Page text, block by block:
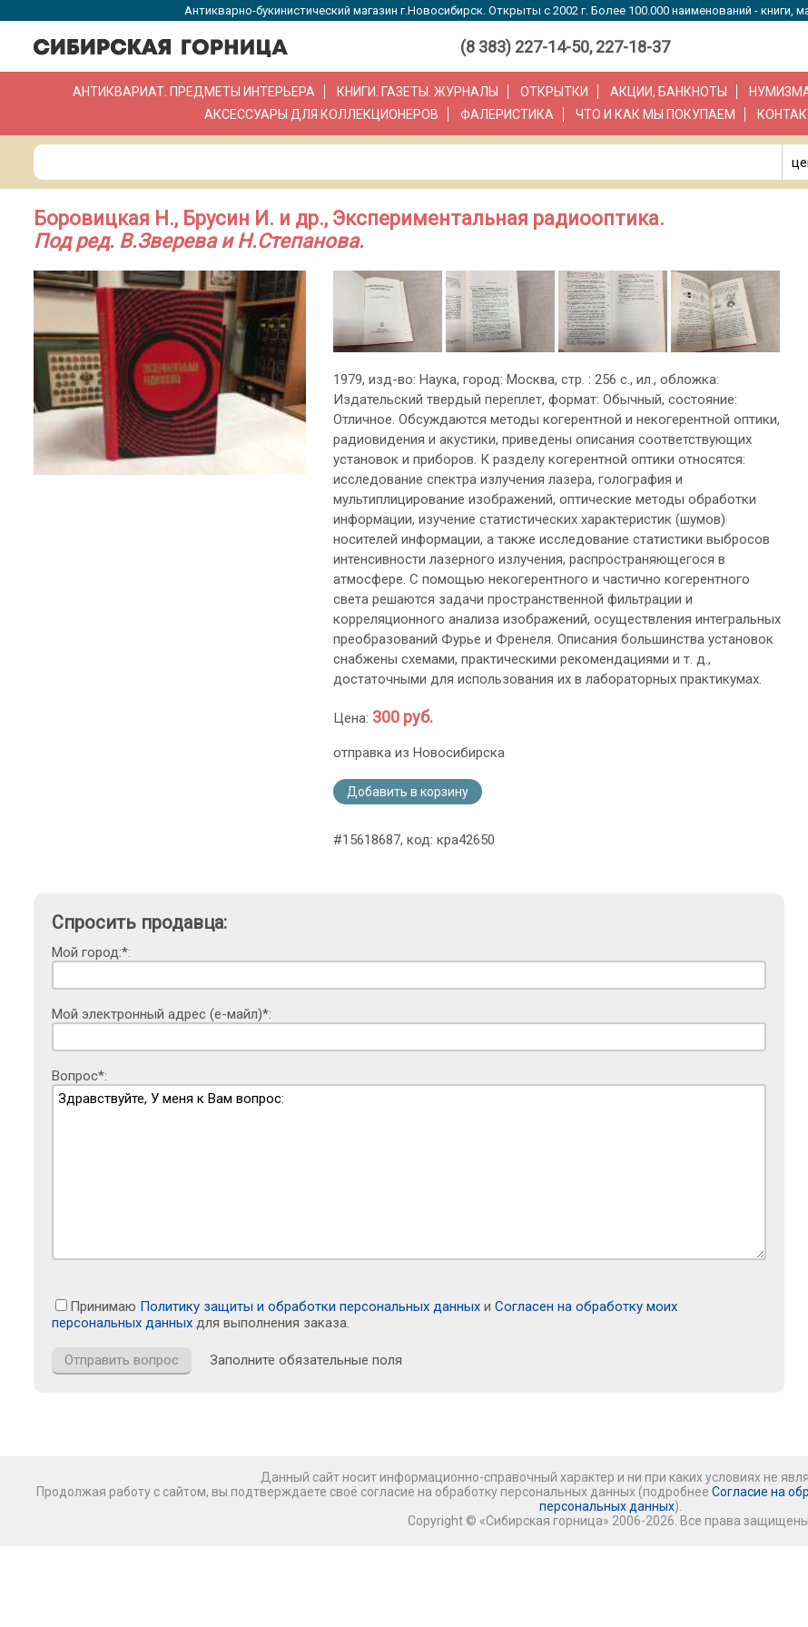
Антикварно-букинистический магазин г.Новосибирск. Открыты с 2002 г. Более 100.000 наименований - книги,
(8 383) 227-14-50, 227-18-37
АНТИКВАРИАТ. ПРЕДМЕТЫ ИНТЕРЬЕРА КНИГИ. ГАЗЕТЫ. ЖУРНАЛЫ ОТКРЫТКИ АКЦИИ, БАНКНОТЫ
АКСЕССУАРЫ ДЛЯ КОЛЛЕКЦИОНЕРОВ
ФАЛЕРИСТИКА ЧТО И КАК МЫ ПОКУПАЕМ
Боровицкая Н., Брусин И. и др., Экспериментальная радиооптика.
Под ред. В.Зверева и Н.Степанова.
1979, изд-во: Наука, город: Москва, стр. : 256 с., ил., обложка:
Издательский твердый переплет, формат: Обычный, состояние:
Отличное. Обсуждаются методы когерентной и некогерентной оптики,
радиовидения и акустики, приведены описания соответствующих
установок и приборов. К разделу когерентной оптики относятся:
исследование спектра излучения лазера, голография и
мультиплицирование изображений, оптические методы обработки
информации, изучение статистических характеристик (шумов)
носителей информации, а также исследование статистики выбросов
интенсивности лазерного излучения, распространяющегося в
атмосфере. С помощью некогерентного и частично когерентного
света решаются задачи пространственной фильтрации и
корреляционного анализа изображений, осуществления интегральных
преобразований Фурье и Френеля. Описания большинства установок
снабжены схемами, практическими рекомендациями и т. д.,
достаточными для использования их в лабораторных практикумах.
Цена: 300 руб.
отправка из Новосибирска
Добавить в корзину
#15618687, код: кра42650
Спросить продавца:
Мой город:*:
Мой электронный адрес (е-майл)*:
Вопрос*:
Принимаю Политику защиты и обработки персональных данных и Согласен на обработку моих
персональных данных для выполнения заказа.
Заполните обязательные поля
Данный сайт носит информационно-справочный характер и ни при каких условиях не
Продолжая работу с сайтом, вы подтверждаете своё согласие на обработку персональных данных (подробнее Согласие на
персональных данных).
Copyright © «Сибирская горница» 2006-2026. Все права защищены.